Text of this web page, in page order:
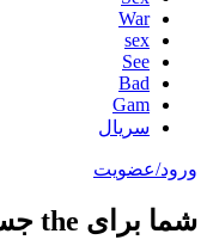
War
sex
See
Bad
Gam
سریال
ورود/عضویت
شما برای the جستجو کردید